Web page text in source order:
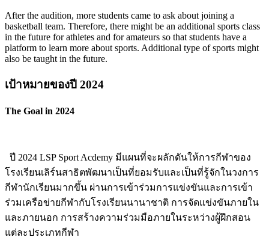
After the audition, more students came to ask about joining a
basketball team. Therefore, there might be an additional sports class
in the future for athletes and for amateurs so that students have a
platform to learn more about sports. Additional type of sports might
also be taught in the future.
เป้าหมายของปี 2024
The Goal in 2024
ปี 2024 LSP Sport Acdemy มีแผนที่จะผลักดันให้การกีฬาของ
โรงเรียนเลิร์นสาธิตพัฒนาเป็นที่ยอมรับและเป็นที่รู้จักในวงการ
กีฬานักเรียนมากขึ้น ผ่านการเข้าร่วมการแข่งขันและการเข้า
ร่วมเครือข่ายกีฬากับโรงเรียนนานาชาติ การจัดแข่งขันภายใน
และภายนอก การสร้างความร่วมมือภายในระหว่างผู้ฝึกสอน
แต่ละประเภทกีฬา